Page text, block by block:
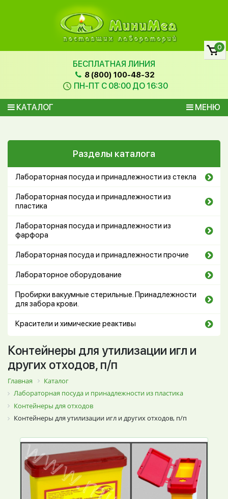
БЕСПЛАТНАЯ ЛИНИЯ
8 (800) 100-48-32
ПН-ПТ С 08:00 ДО 16:30
КАТАЛОГ МЕНЮ
0
Разделы каталога
Лабораторная посуда и принадлежности из стекла
Лабораторная посуда и принадлежности из
пластика
Лабораторная посуда и принадлежности из
фарфора
Лабораторная посуда и принадлежности прочие
Лабораторное оборудование
Пробирки вакуумные стерильные. Принадлежности
для забора крови.
Красители и химические реактивы
Контейнеры для утилизации игл и
других отходов, п/п
Главная
Каталог
Лабораторная посуда и принадлежности из пластика
Контейнеры для отходов
Контейнеры для утилизации игл и других отходов, п/п